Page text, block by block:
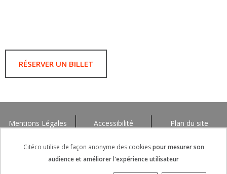
RÉSERVER UN BILLET
Mentions Légales Accessibilité Plan du site
Citéco utilise de façon anonyme des cookiespour mesurer son
audience et améliorer l'expérience utilisateur